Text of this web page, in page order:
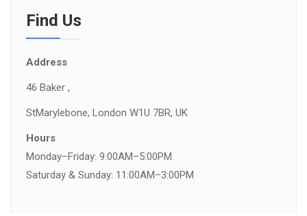
Find Us
Address
46 Baker ,
StMarylebone, London W1U 7BR, UK
Hours
Monday–Friday: 9:00AM–5:00PM
Saturday & Sunday: 11:00AM–3:00PM